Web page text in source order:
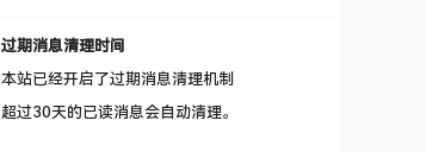
过期消息清理时间
本站已经开启了过期消息清理机制
超过30天的已读消息会自动清理。